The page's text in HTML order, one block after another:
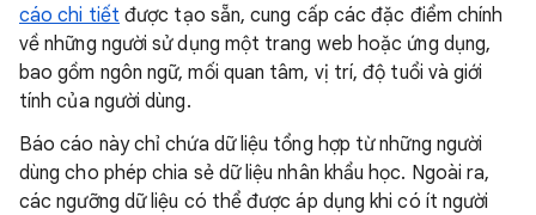
cáo chi tiết được tạo sẵn, cung cấp các đặc điểm chính
về những người sử dụng một trang web hoặc ứng dụng,
bao gồm ngôn ngữ, mối quan tâm, vị trí, độ tuổi và giới
tính của người dùng.
Báo cáo này chỉ chứa dữ liệu tổng hợp từ những người
dùng cho phép chia sẻ dữ liệu nhân khẩu học. Ngoài ra,
các ngưỡng dữ liệu có thể được áp dụng khi có ít người